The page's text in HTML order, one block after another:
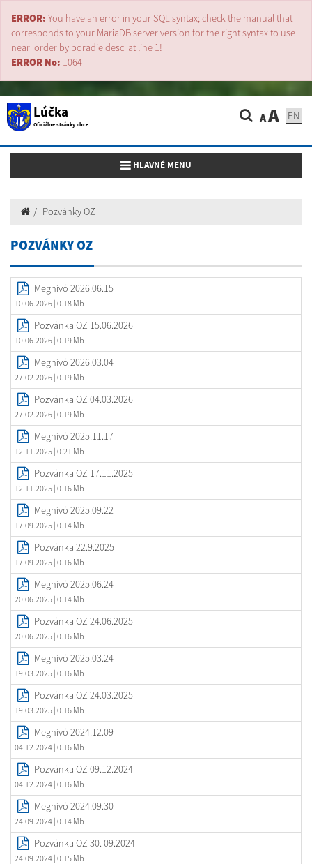
ERROR: You have an error in your SQL syntax; check the manual that
corresponds to your MariaDB server version for the right syntax to use
near 'order by poradie desc' at line 1!
ERROR No: 1064
Lúčka
Oficiálne stránky obce AA EN
Toggle navigation
HLAVNÉ MENU
Pozvánky OZ
POZVÁNKY OZ
Meghívó 2026.06.15
10.06.2026 | 0.18 Mb
Pozvánka OZ 15.06.2026
10.06.2026 | 0.19 Mb
Meghívó 2026.03.04
27.02.2026 | 0.19 Mb
Pozvánka OZ 04.03.2026
27.02.2026 | 0.19 Mb
Meghívó 2025.11.17
12.11.2025 | 0.21 Mb
Pozvánka OZ 17.11.2025
12.11.2025 | 0.16 Mb
Meghívó 2025.09.22
17.09.2025 | 0.14 Mb
Pozvánka 22.9.2025
17.09.2025 | 0.16 Mb
Meghívó 2025.06.24
20.06.2025 | 0.14 Mb
Pozvánka OZ 24.06.2025
20.06.2025 | 0.16 Mb
Meghívó 2025.03.24
19.03.2025 | 0.16 Mb
Pozvánka OZ 24.03.2025
19.03.2025 | 0.16 Mb
Meghívó 2024.12.09
04.12.2024 | 0.16 Mb
Pozvánka OZ 09.12.2024
04.12.2024 | 0.16 Mb
Meghívó 2024.09.30
24.09.2024 | 0.14 Mb
Pozvánka OZ 30. 09.2024
24.09.2024 | 0.15 Mb